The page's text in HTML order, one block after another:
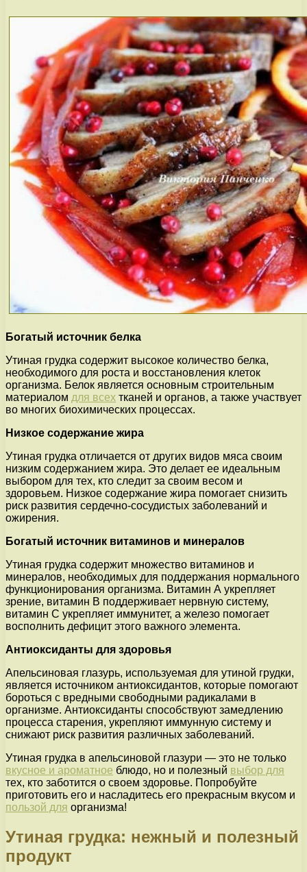
Богатый источник белка
Утиная грудка содержит высокое количество белка,
необходимого для роста и восстановления клеток
организма. Белок является основным строительным
материалом для всех тканей и органов, а также участвует
во многих биохимических процессах.
Низкое содержание жира
Утиная грудка отличается от других видов мяса своим
низким содержанием жира. Это делает ее идеальным
выбором для тех, кто следит за своим весом и
здоровьем. Низкое содержание жира помогает снизить
риск развития сердечно-сосудистых заболеваний и
ожирения.
Богатый источник витаминов и минералов
Утиная грудка содержит множество витаминов и
минералов, необходимых для поддержания нормального
функционирования организма. Витамин А укрепляет
зрение, витамин В поддерживает нервную систему,
витамин С укрепляет иммунитет, а железо помогает
восполнить дефицит этого важного элемента.
Антиоксиданты для здоровья
Апельсиновая глазурь, используемая для утиной грудки,
является источником антиоксидантов, которые помогают
бороться с вредными свободными радикалами в
организме. Антиоксиданты способствуют замедлению
процесса старения, укрепляют иммунную систему и
снижают риск развития различных заболеваний.
Утиная грудка в апельсиновой глазури — это не только
вкусное и ароматное блюдо, но и полезный выбор для
тех, кто заботится о своем здоровье. Попробуйте
приготовить его и насладитесь его прекрасным вкусом и
пользой для организма!
Утиная грудка: нежный и полезный
продукт